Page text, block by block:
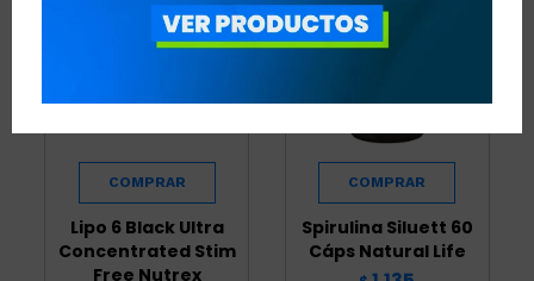
Lipo 6 Black Ultra
Concentrated Stim
Free Nutrex
Spirulina Siluett 60
Cáps Natural Life